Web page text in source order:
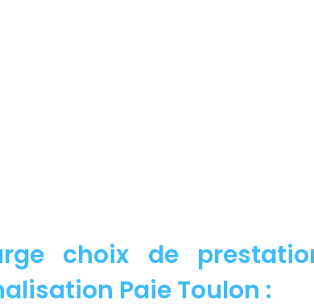
choix de
Paie Toulon :